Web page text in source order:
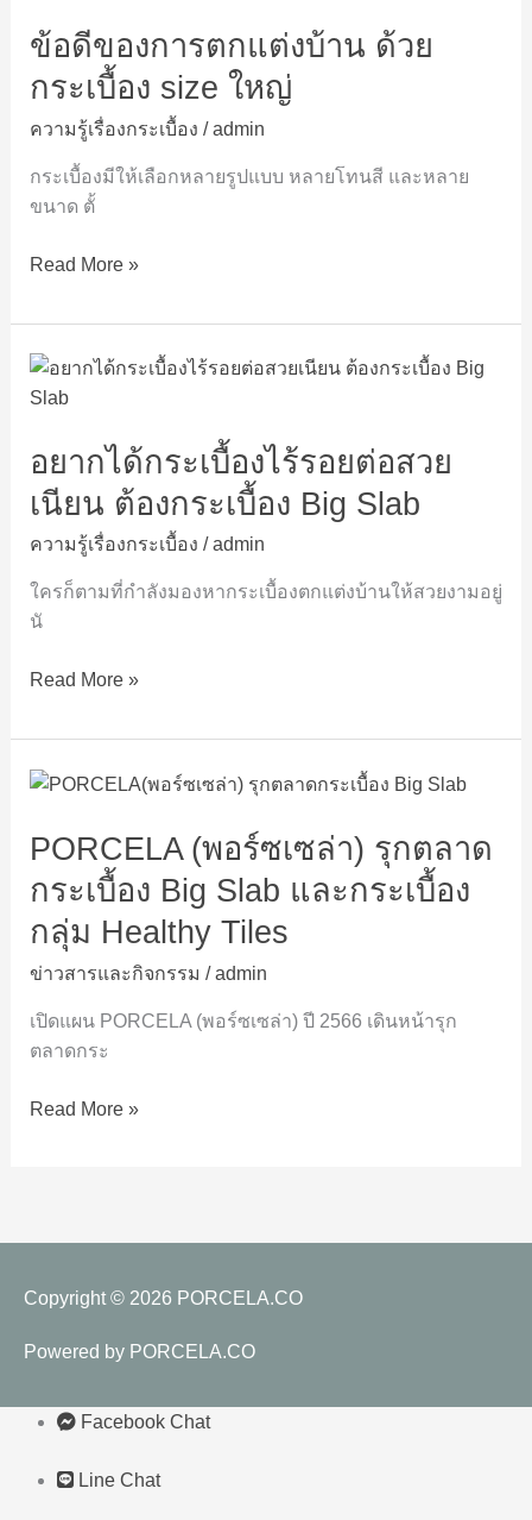
ข้อดีของการตกแต่งบ้าน ด้วย
กระเบื้อง size ใหญ่
ความรู้เรื่องกระเบื้อง /admin
กระเบื้องมีให้เลือกหลายรูปแบบ หลายโทนสี และหลาย
ขนาด ตั้
การ
บ้าน
ด้วย
size
ใหญ่
Read More »
อยากได้กระเบื้องไร้รอยต่อสวย
เนียน ต้องกระเบื้อง Big Slab
ความรู้เรื่องกระเบื้อง /admin
ใครก็ตามที่กำลังมองหากระเบื้องตกแต่งบ้านให้สวยงามอยู่
นั
อยาก
ได้
ไร้
รอย
ต่อ
สวย
เนียน
ต้อง
กระเบื้อง
Read More »
PORCELA (พอร์ซเซล่า) รุกตลาด
กระเบื้อง Big Slab และกระเบื้อง
กลุ่ม Healthy Tiles
ข่าวสารและกิจกรรม /admin
เปิดแผน PORCELA (พอร์ซเซล่า) ปี 2566 เดินหน้ารุก
ตลาดกระ
PORCELA
เซ
รุก
ตลาด
กระเบื้อง
Slab
และ
กลุ่ม
Read More »
Copyright © 2026 PORCELA.CO
Powered by PORCELA.CO
Facebook Chat
Line Chat